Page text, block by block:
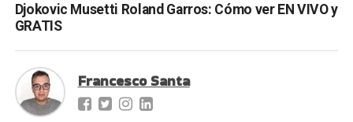
Djokovic Musetti Roland Garros: Cómo ver EN VIVO y
GRATIS
Francesco Santa